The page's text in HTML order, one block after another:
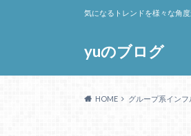
yuのブログ
気になるトレンドを様々な角
HOME グループ系インフ